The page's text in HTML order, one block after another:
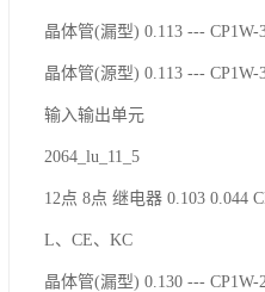
晶体管(漏型) 0.113 --- CP1W-
晶体管(源型) 0.113 --- CP1W-
输入输出单元
2064_lu_11_5
12点 8点 继电器 0.103 0.044
L、CE、KC
晶体管(漏型) 0.130 --- CP1W-